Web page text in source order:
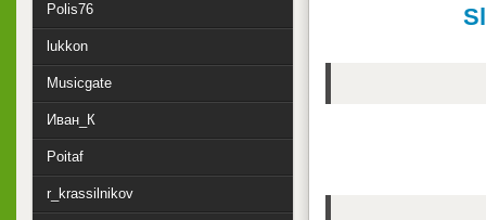
Polis76
lukkon
Musicgate
Иван_К
Poitaf
r_krassilnikov